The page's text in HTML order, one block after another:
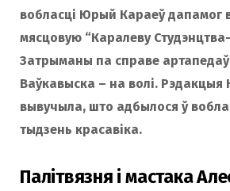
вобласці Юрый Караеў дапамог
мясцовую “Каралеву Студэнцтва-
Затрыманы па справе артапедаў
Ваўкавыска – на волі.
вывучыла, што адбылося ў
тыдзень красавіка.
Палітвязня і мастака